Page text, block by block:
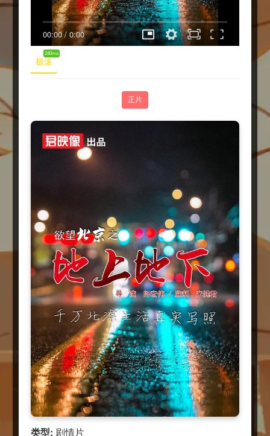
00:00/ 0:00
极速
240ms
正片
类型: 剧情片